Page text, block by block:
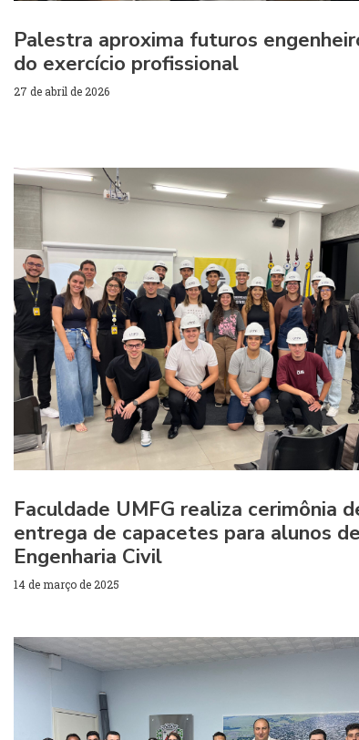
Palestra aproxima futuros
do exercício profissional
27 de abril de 2026
Faculdade UMFG realiza cerimônia
entrega de capacetes para alunos
Engenharia Civil
14 de março de 2025